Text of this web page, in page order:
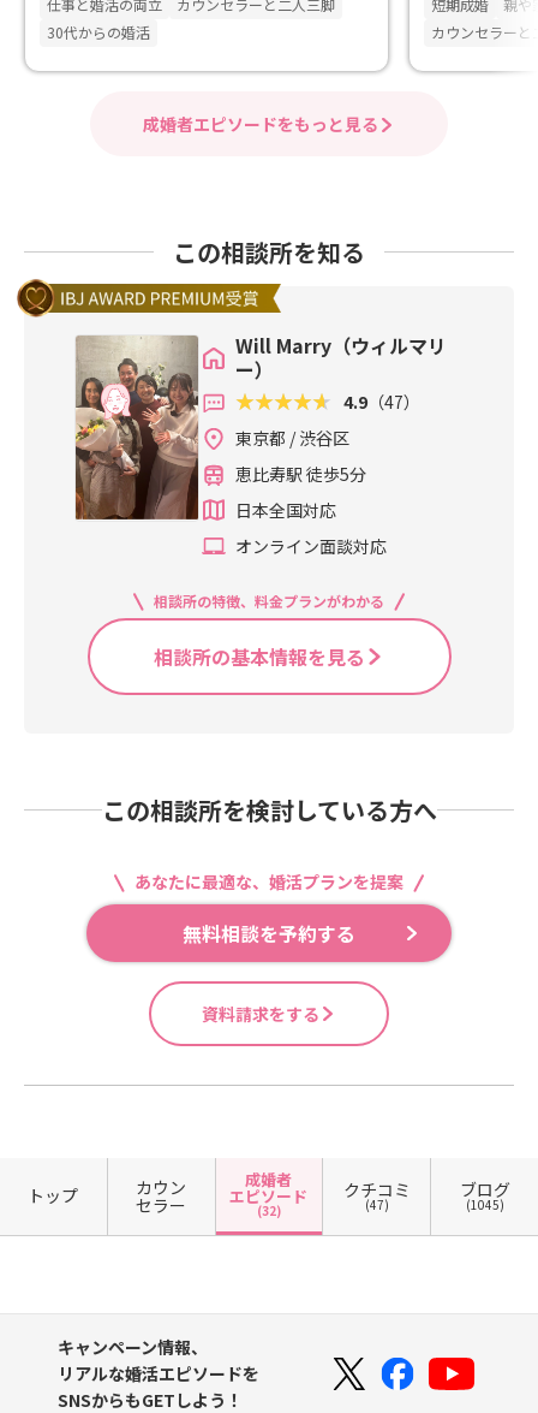
仕事と婚活の両立
カウンセラーと二人三脚
30代からの婚活
短期成婚
親や
カウンセラーと
成婚者エピソードをもっと見る
この相談所を知る
Will Marry（ウィルマリ
ー）
4.9 （47）
東京都 / 渋谷区
恵比寿駅 徒歩5分
日本全国対応
オンライン面談対応
相談所の特徴、料金プランがわかる
相談所の基本情報を見る
この相談所を検討している方へ
あなたに最適な、婚活プランを提案
無料相談を予約する
資料請求をする
トップ カウン
セラー
成婚者
エピソード
(32)
クチコミ
(47)
ブログ
(1045)
キャンペーン情報、
リアルな婚活エピソードを
SNSからもGETしよう！